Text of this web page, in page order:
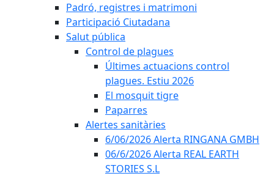
Padró, registres i matrimoni
Participació Ciutadana
Salut pública
Control de plagues
Últimes actuacions control
plagues. Estiu 2026
El mosquit tigre
Paparres
Alertes sanitàries
6/06/2026 Alerta RINGANA GMBH
06/6/2026 Alerta REAL EARTH
STORIES S.L